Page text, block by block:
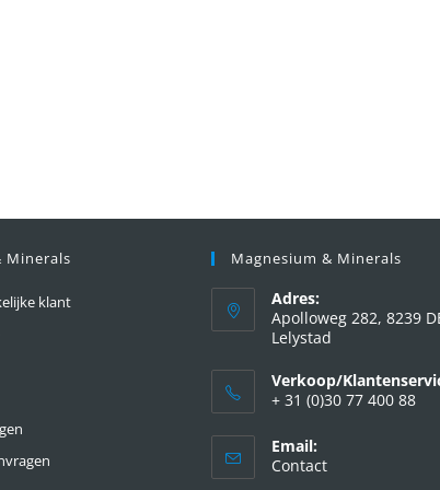
Minerals
klant
Magnesium & Minerals
Adres:
Apolloweg 282, 8239
Lelystad
Verkoop/
+ 31 (0)30 77 400 88
Email:
Contact